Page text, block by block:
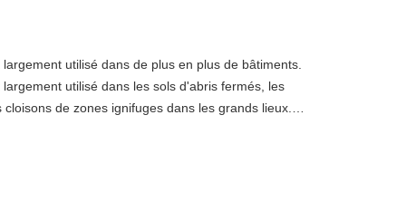
utilisé dans de plus en plus de bâtiments.
utilisé dans les sols d'abris fermés, les
de zones ignifuges dans les grands lieux.